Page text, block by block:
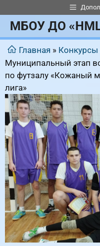
к
содержимому
МБОУ ДО
Главная » Конкурсы
Муниципальный этап
по футзалу «Кожаный
лига»